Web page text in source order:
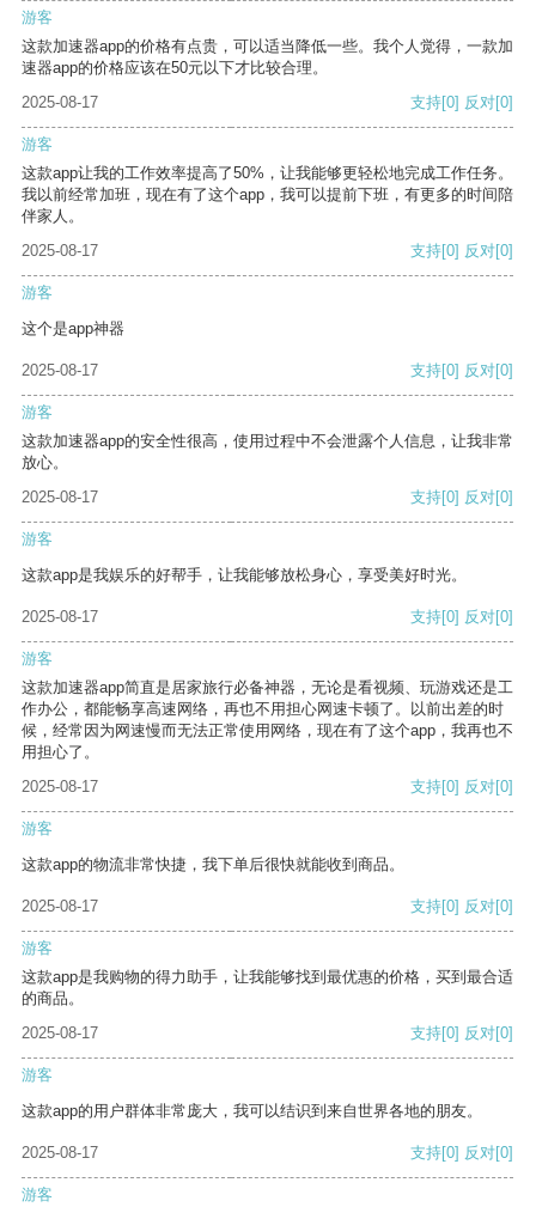
游客
这款加速器app的价格有点贵，可以适当降低一些。我个人觉得，一款加
速器app的价格应该在50元以下才比较合理。
2025-08-17
支持[0] 反对[0]
游客
这款app让我的工作效率提高了50%，让我能够更轻松地完成工作任务。
我以前经常加班，现在有了这个app，我可以提前下班，有更多的时间陪
伴家人。
2025-08-17
支持[0] 反对[0]
游客
这个是app神器
2025-08-17 支持[0] 反对[0]
游客
这款加速器app的安全性很高，使用过程中不会泄露个人信息，让我非常
放心。
2025-08-17
支持[0] 反对[0]
游客
这款app是我娱乐的好帮手，让我能够放松身心，享受美好时光。
2025-08-17 支持[0] 反对[0]
游客
这款加速器app简直是居家旅行必备神器，无论是看视频、玩游戏还是工
作办公，都能畅享高速网络，再也不用担心网速卡顿了。以前出差的时
候，经常因为网速慢而无法正常使用网络，现在有了这个app，我再也不
用担心了。
2025-08-17
支持[0] 反对[0]
游客
这款app的物流非常快捷，我下单后很快就能收到商品。
2025-08-17 支持[0] 反对[0]
游客
这款app是我购物的得力助手，让我能够找到最优惠的价格，买到最合适
的商品。
2025-08-17
支持[0] 反对[0]
游客
这款app的用户群体非常庞大，我可以结识到来自世界各地的朋友。
2025-08-17 支持[0] 反对[0]
游客